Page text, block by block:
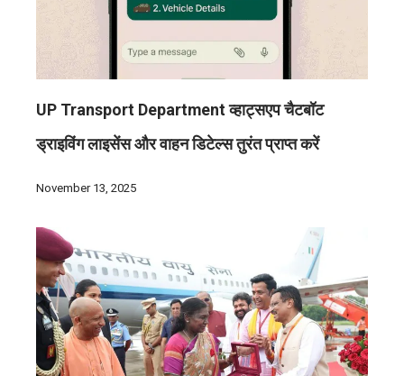
UP Transport Department व्हाट्सएप चैटबॉट
ड्राइविंग लाइसेंस और वाहन डिटेल्स तुरंत प्राप्त करें
November 13, 2025